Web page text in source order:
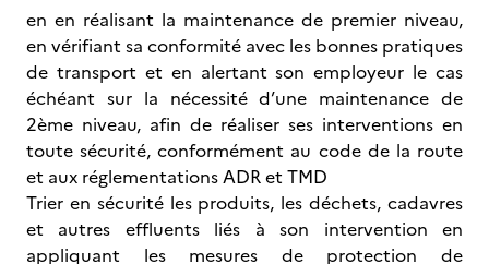
en en réalisant la maintenance de premier niveau,
en vérifiant sa conformité avec les bonnes pratiques
de transport et en alertant son employeur le cas
échéant sur la nécessité d’une maintenance de
2ème niveau, afin de réaliser ses interventions en
toute sécurité, conformément au code de la route
et aux réglementations ADR et TMD
Trier en sécurité les produits, les déchets, cadavres
et autres effluents liés à son intervention en
appliquant les mesures de protection de